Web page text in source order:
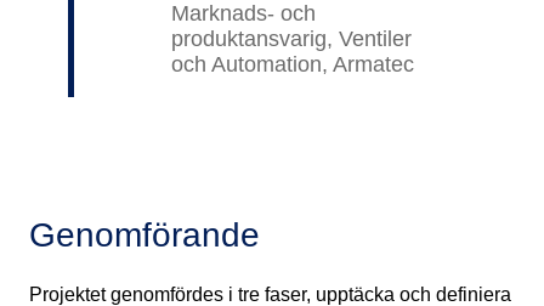
Marknads- och
produktansvarig, Ventiler
och Automation, Armatec
Genomförande
Projektet genomfördes i tre faser, upptäcka och definiera